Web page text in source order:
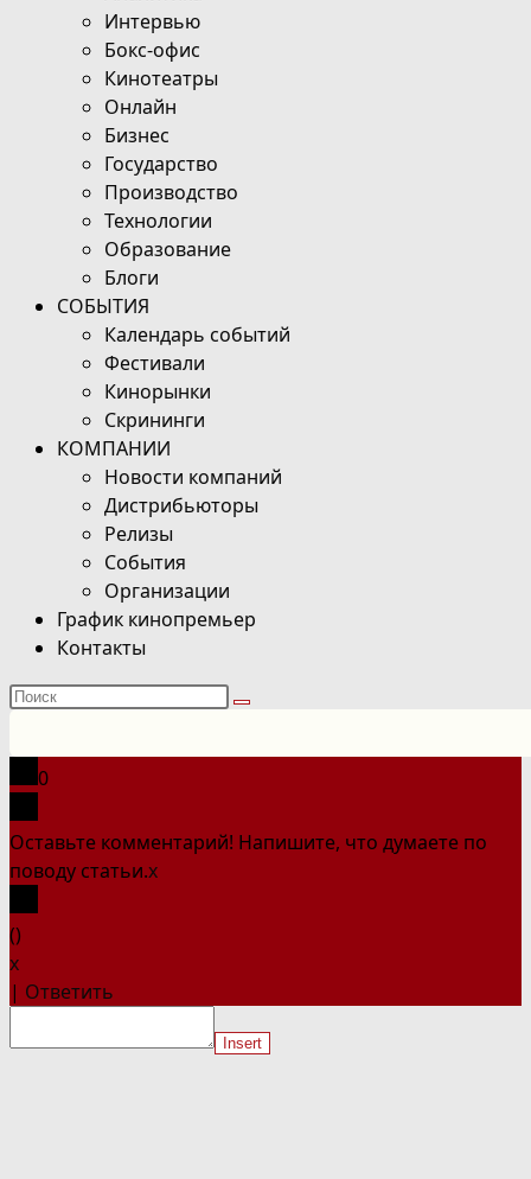
Интервью
Бокс-офис
Кинотеатры
Онлайн
Бизнес
Государство
Производство
Технологии
Образование
Блоги
СОБЫТИЯ
Календарь событий
Фестивали
Кинорынки
Скрининги
КОМПАНИИ
Новости компаний
Дистрибьюторы
Релизы
События
Организации
График кинопремьер
Контакты
Поиск
сайте
0
Оставьте комментарий! Напишите, что думаете по
поводу статьи.x
()
x
| Ответить
Insert